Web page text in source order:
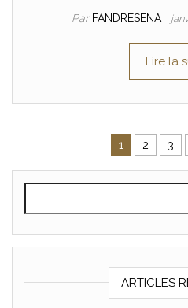
Par FANDRESENA
Lire la
Pagination des
1 2 3
ARTICLES